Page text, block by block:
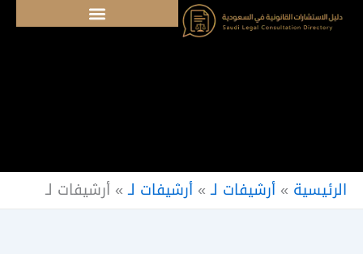
تخطي
الرئيسية »أرشيفات لـ»أرشيفات لـ» أرشيفات لـ